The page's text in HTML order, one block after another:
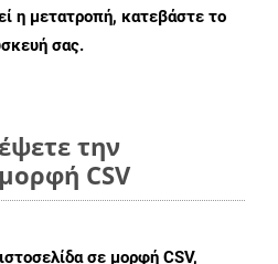
η μετατροπή, κατεβάστε το
σας.
την
CSV
σε μορφή CSV,